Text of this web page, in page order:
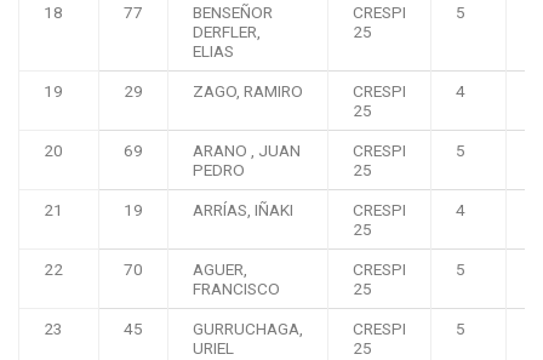
18 77
BENSEÑOR
DERFLER,
ELIAS
CRESPI
25
5
19 29 ZAGO, RAMIRO
CRESPI
25
4
20 69
ARANO , JUAN
PEDRO
CRESPI
25
5
21 19 ARRÍAS, IÑAKI
CRESPI
25
4
22 70
AGUER,
FRANCISCO
CRESPI
25
5
23 45
GURRUCHAGA,
URIEL
CRESPI
25
5